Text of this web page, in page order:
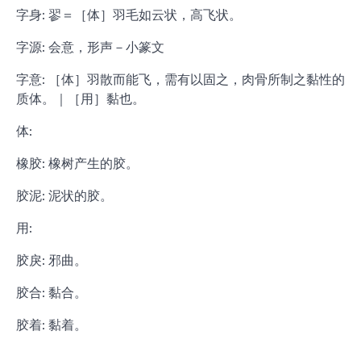
字身: 翏＝［体］羽毛如云状，高飞状。
字源: 会意，形声－小篆文
字意: ［体］羽散而能飞，需有以固之，肉骨所制之黏性的
质体。｜［用］黏也。
体:
橡胶: 橡树产生的胶。
胶泥: 泥状的胶。
用:
胶戾: 邪曲。
胶合: 黏合。
胶着: 黏着。